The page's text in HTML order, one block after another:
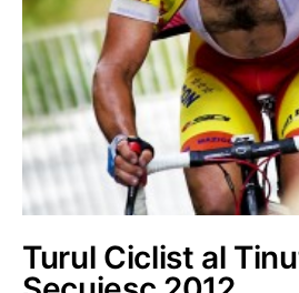
Turul Ciclist al